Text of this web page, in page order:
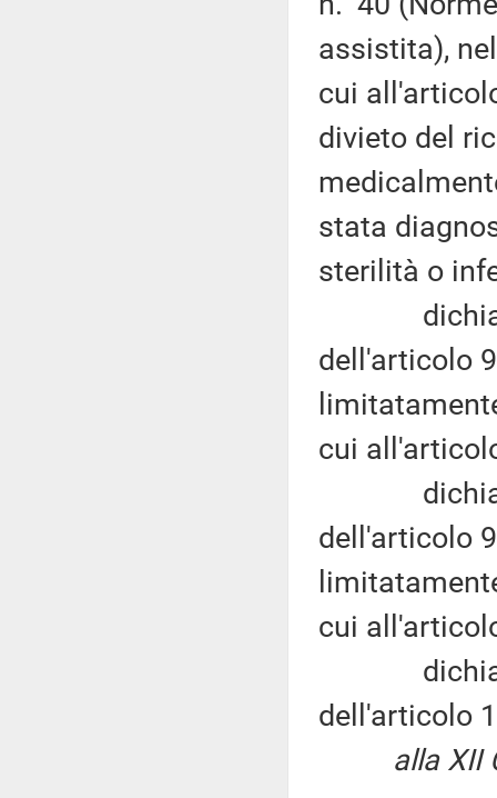
assistita),
cui
divieto del
stata
sterilità o
dichiara
dell'articolo
cui
dichiara
dell'articolo
cui
dichiara
dell'articolo
alla XII